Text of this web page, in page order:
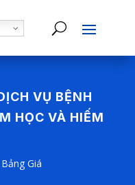
VỤ BỆNH
HỌC VÀ HIẾM
Bảng Giá